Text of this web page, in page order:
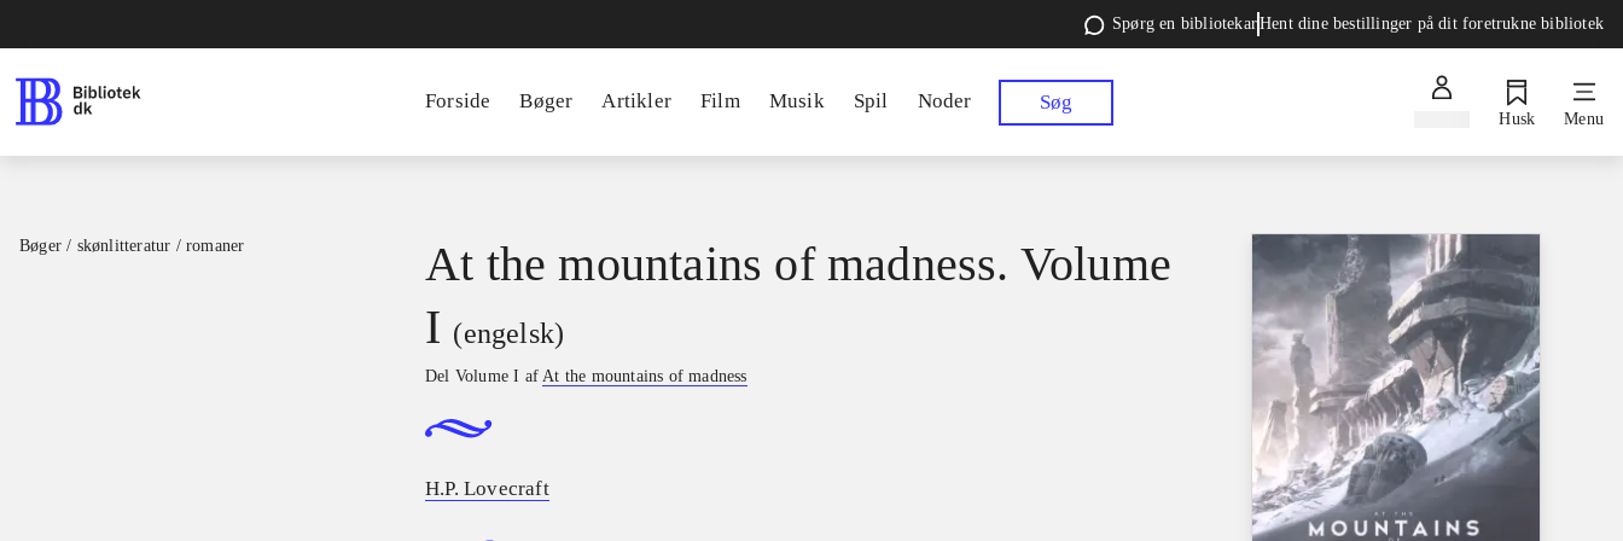
Spørg en bibliotekarHent dine bestillinger på dit foretrukne bibliotek
Forside Bøger Artikler Film Musik Spil Noder Søg
Husk Menu
Bøger / skønlitteratur / romaner
At the mountains of madness. Volume
I (engelsk)
Del Volume I afAt the mountains of madness
H.P. Lovecraft